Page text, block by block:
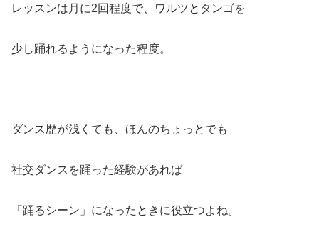
レッスンは月に2回程度で、ワルツとタンゴを
少し踊れるようになった程度。
ダンス歴が浅くても、ほんのちょっとでも
社交ダンスを踊った経験があれば
「踊るシーン」になったときに役立つよね。